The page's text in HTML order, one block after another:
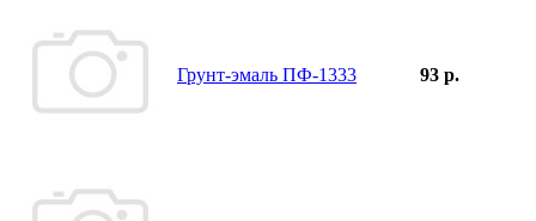
Грунт-эмаль ПФ-1333 93 р.